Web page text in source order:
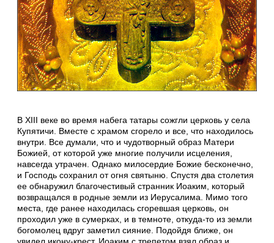
В XIII веке во время набега татары сожгли церковь у села
Купятичи. Вместе с храмом сгорело и все, что находилось
внутри. Все думали, что и чудотворный образ Матери
Божией, от которой уже многие получили исцеления,
навсегда утрачен. Однако милосердие Божие бесконечно,
и Господь сохранил от огня святыню. Спустя два столетия
ее обнаружил благочестивый странник Иоаким, который
возвращался в родные земли из Иерусалима. Мимо того
места, где ранее находилась сгоревшая церковь, он
проходил уже в сумерках, и в темноте, откуда-то из земли
богомолец вдруг заметил сияние. Подойдя ближе, он
увидел икону-крест. Иоаким с трепетом взял образ и